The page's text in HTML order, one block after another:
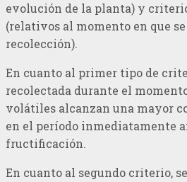
evolución de la planta) y
(relativos al momento en que
recolección).
En cuanto al primer tipo de
recolectada durante el
volátiles alcanzan una mayor
en el período inmediatamente
fructificación.
En cuanto al segundo criterio,